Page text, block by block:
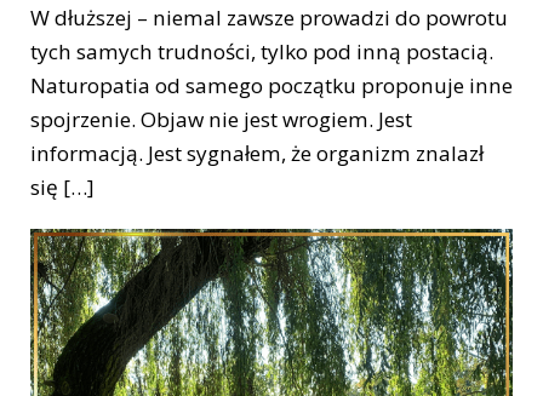
W dłuższej – niemal zawsze prowadzi do powrotu
tych samych trudności, tylko pod inną postacią.
Naturopatia od samego początku proponuje inne
spojrzenie. Objaw nie jest wrogiem. Jest
informacją. Jest sygnałem, że organizm znalazł
się […]